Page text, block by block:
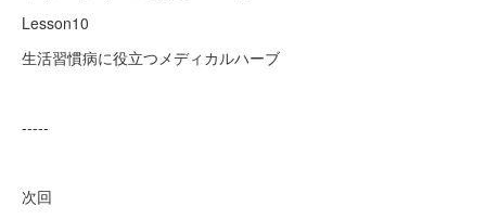
Lesson10
生活習慣病に役立つメディカルハーブ
-----
次回